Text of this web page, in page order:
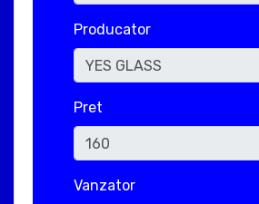
Producator
Pret
Vanzator